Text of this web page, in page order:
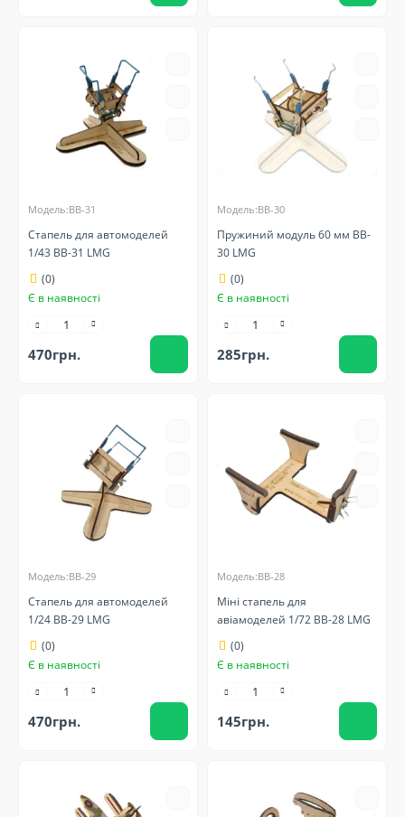
Модель:BB-31
Стапель для автомоделей
1/43 BB-31 LMG
(0)
Є в наявності
470грн.
Модель:BB-30
Пружиний модуль 60 мм BB-
30 LMG
(0)
Є в наявності
285грн.
Модель:BB-29
Стапель для автомоделей
1/24 BB-29 LMG
(0)
Є в наявності
470грн.
Модель:BB-28
Міні стапель для
авіамоделей 1/72 BB-28 LMG
(0)
Є в наявності
145грн.